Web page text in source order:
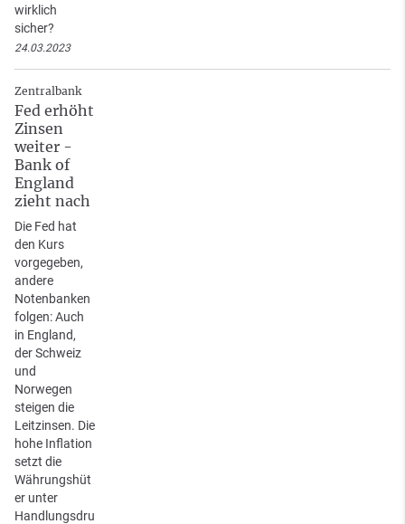
wirklich
sicher?
24.03.2023
Zentralbank
Fed erhöht
Zinsen
weiter -
Bank of
England
zieht nach
Die Fed hat
den Kurs
vorgegeben,
andere
Notenbanken
folgen: Auch
in England,
der Schweiz
und
Norwegen
steigen die
Leitzinsen. Die
hohe Inflation
setzt die
Währungshüt
er unter
Handlungsdru